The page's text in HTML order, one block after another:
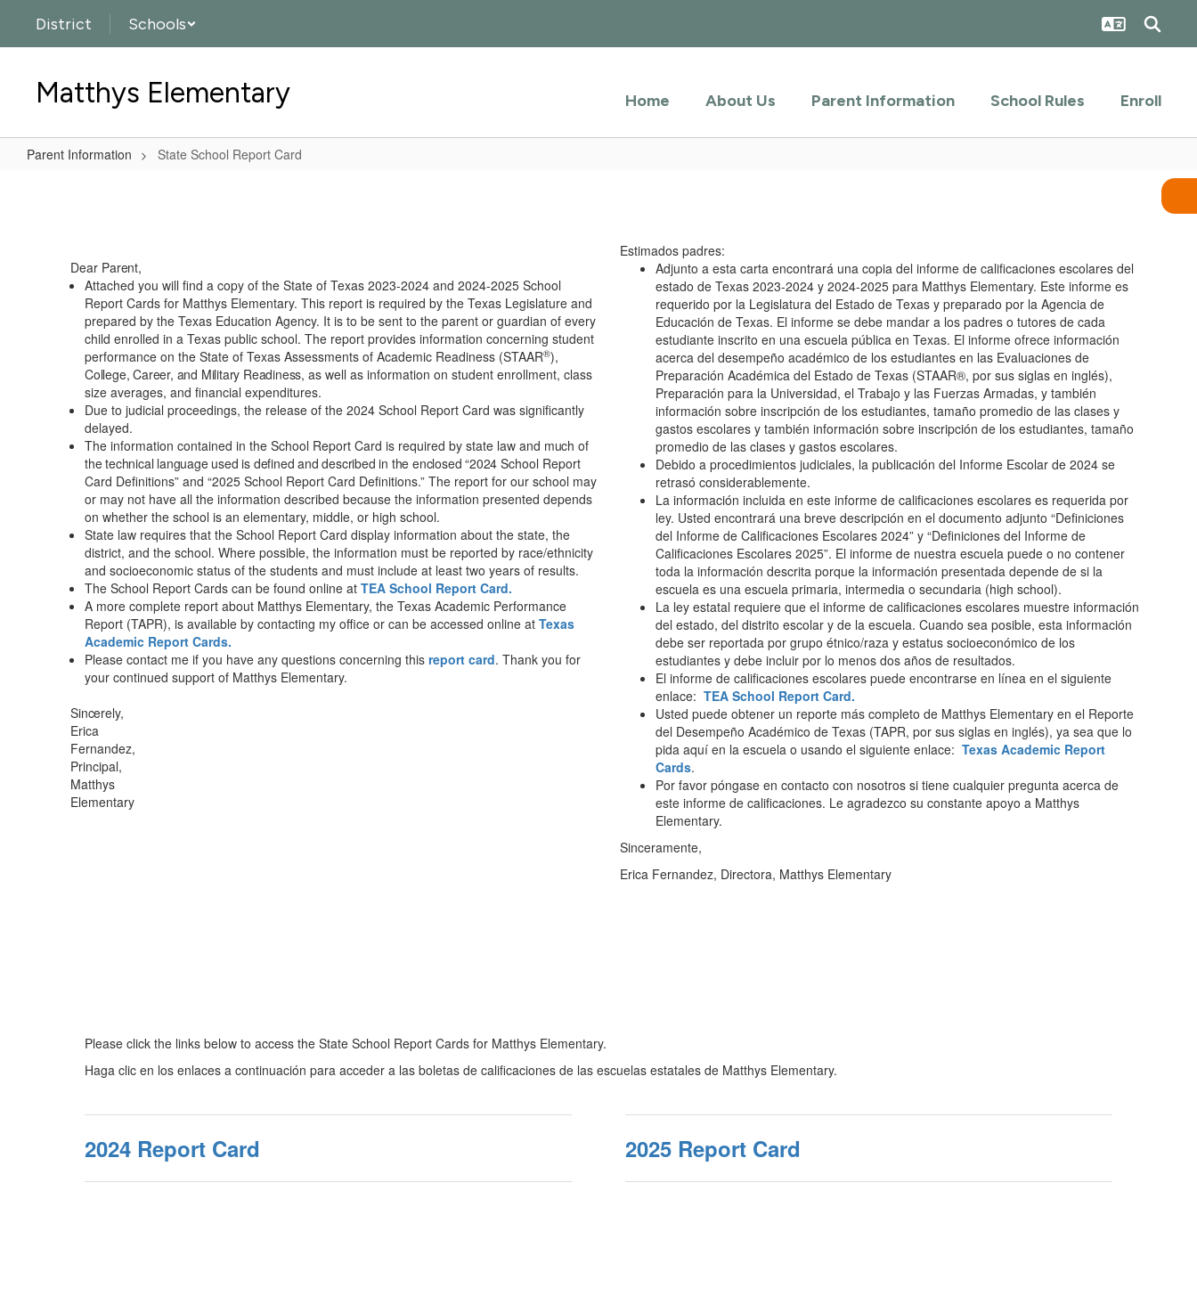
main
District Schools
Matthys Elementary Home About Us Parent Information School Rules Enroll
Parent Information State School Report Card
Dear Parent,
Attached you will find a copy of the State of Texas 2023-2024 and 2024-2025 School
Report Cards for Matthys Elementary. This report is required by the Texas Legislature and
prepared by the Texas Education Agency. It is to be sent to the parent or guardian of every
child enrolled in a Texas public school. The report provides information concerning student
performance on the State of Texas Assessments of Academic Readiness (STAAR®),
College, Career, and Military Readiness, as well as information on student enrollment, class
size averages, and financial expenditures.
Due to judicial proceedings, the release of the 2024 School Report Card was significantly
delayed.
The information contained in the School Report Card is required by state law and much of
the technical language used is defined and described in the enclosed “2024 School Report
Card Definitions” and “2025 School Report Card Definitions.” The report for our school may
or may not have all the information described because the information presented depends
on whether the school is an elementary, middle, or high school.
State law requires that the School Report Card display information about the state, the
district, and the school. Where possible, the information must be reported by race/ethnicity
and socioeconomic status of the students and must include at least two years of results.
The School Report Cards can be found online at TEA School Report Card.
A more complete report about Matthys Elementary, the Texas Academic Performance
Report (TAPR), is available by contacting my office or can be accessed online at Texas
Academic Report Cards.
Please contact me if you have any questions concerning this report card. Thank you for
your continued support of Matthys Elementary.
Sincerely,
Erica
Fernandez,
Principal,
Matthys
Elementary
Estimados padres:
Adjunto a esta carta encontrará una copia del informe de calificaciones escolares del
estado de Texas 2023-2024 y 2024-2025 para Matthys Elementary. Este informe es
requerido por la Legislatura del Estado de Texas y preparado por la Agencia de
Educación de Texas. El informe se debe mandar a los padres o tutores de cada
estudiante inscrito en una escuela pública en Texas. El informe ofrece información
acerca del desempeño académico de los estudiantes en las Evaluaciones de
Preparación Académica del Estado de Texas (STAAR®, por sus siglas en inglés),
Preparación para la Universidad, el Trabajo y las Fuerzas Armadas, y también
información sobre inscripción de los estudiantes, tamaño promedio de las clases y
gastos escolares y también información sobre inscripción de los estudiantes, tamaño
promedio de las clases y gastos escolares.
Debido a procedimientos judiciales, la publicación del Informe Escolar de 2024 se
retrasó considerablemente.
La información incluida en este informe de calificaciones escolares es requerida por
ley. Usted encontrará una breve descripción en el documento adjunto “Definiciones
del Informe de Calificaciones Escolares 2024” y “Definiciones del Informe de
Calificaciones Escolares 2025”. El informe de nuestra escuela puede o no contener
toda la información descrita porque la información presentada depende de si la
escuela es una escuela primaria, intermedia o secundaria (high school).
La ley estatal requiere que el informe de calificaciones escolares muestre información
del estado, del distrito escolar y de la escuela. Cuando sea posible, esta información
debe ser reportada por grupo étnico/raza y estatus socioeconómico de los
estudiantes y debe incluir por lo menos dos años de resultados.
El informe de calificaciones escolares puede encontrarse en línea en el siguiente
enlace: TEA School Report Card.
Usted puede obtener un reporte más completo de Matthys Elementary en el Reporte
del Desempeño Académico de Texas (TAPR, por sus siglas en inglés), ya sea que lo
pida aquí en la escuela o usando el siguiente enlace: Texas Academic Report
Cards.
Por favor póngase en contacto con nosotros si tiene cualquier pregunta acerca de
este informe de calificaciones. Le agradezco su constante apoyo a Matthys
Elementary.
Sinceramente,
Erica Fernandez, Directora, Matthys Elementary
Please click the links below to access the State School Report Cards for Matthys Elementary.
Haga clic en los enlaces a continuación para acceder a las boletas de calificaciones de las escuelas estatales de Matthys Elementary.
2024 Report Card 2025 Report Card